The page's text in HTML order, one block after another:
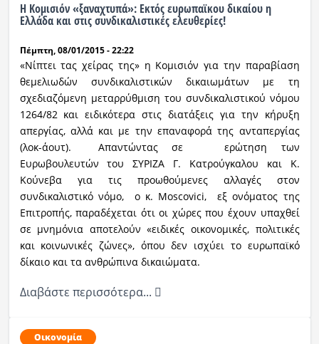
Η Κομισιόν «ξαναχτυπά»: Εκτός ευρωπαϊκου δικαίου η
Ελλάδα και στις συνδικαλιστικές ελευθερίες!
Πέμπτη, 08/01/2015 - 22:22
«Νίπτει τας χείρας της» η Κομισιόν για την παραβίαση
θεμελιωδών συνδικαλιστικών δικαιωμάτων με τη
σχεδιαζόμενη μεταρρύθμιση του συνδικαλιστικού νόμου
1264/82 και ειδικότερα στις διατάξεις για την κήρυξη
απεργίας, αλλά και με την επαναφορά της ανταπεργίας
(λοκ-άουτ). Απαντώντας σε ερώτηση των
Ευρωβουλευτών του ΣΥΡΙΖΑ Γ. Κατρούγκαλου και Κ.
Κούνεβα για τις προωθούμενες αλλαγές στον
συνδικαλιστικό νόμο, ο κ. Moscovici, εξ ονόματος της
Επιτροπής, παραδέχεται ότι οι χώρες που έχουν υπαχθεί
σε μνημόνια αποτελούν «ειδικές οικονομικές, πολιτικές
και κοινωνικές ζώνες», όπου δεν ισχύει το ευρωπαϊκό
δίκαιο και τα ανθρώπινα δικαιώματα.
Διαβάστε περισσότερα...
Οικονομία